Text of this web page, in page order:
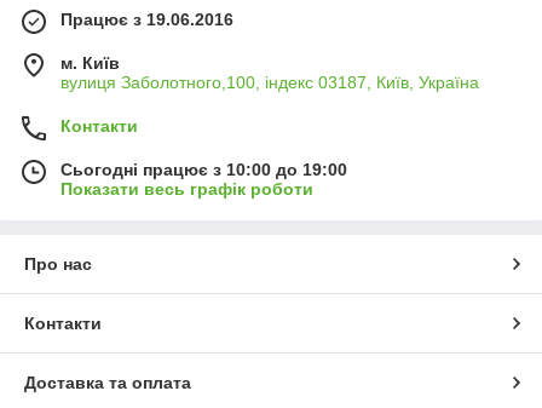
Працює з 19.06.2016
м. Київ
вулиця Заболотного,100, індекс 03187, Київ, Україна
Контакти
Сьогодні працює з 10:00 до 19:00
Показати весь графік роботи
Про нас
Контакти
Доставка та оплата